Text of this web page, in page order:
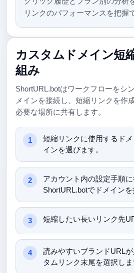
リンクのパフォーマンスを把握
カスタムドメイン短
組み
ShortURL.botはワークフローをシ
メインを接続し、短縮リンクを作
必要な場所に共有します。
短縮リンクに使用するド
インを選びます。
アカウント内の設定手順に
ShortURL.botでドメインを
短縮したい長いリンク先
読みやすいブランドURL
タムリンク末尾を選択しま